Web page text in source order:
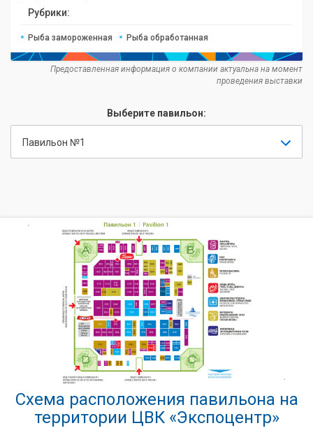
Рубрики:
Рыба замороженная Рыба обработанная
Предоставленная информация о компании актуальна на момент
проведения выставки
Выберите павильон:
Павильон №1
Схема расположения павильона на
территории ЦВК «Экспоцентр»